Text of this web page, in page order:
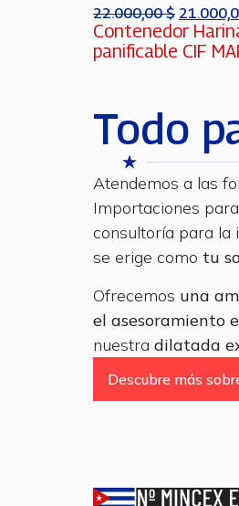
22.000,00$
Contenedor
panificable CIF
Todo
Atendemos a las
Importaciones
consultoría para la
se erige como tu
Ofrecemos una
el asesoramiento
nuestra dilatada
Descubre más